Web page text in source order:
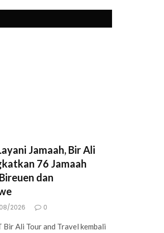
Jamaah, Bir Ali
76 Jamaah
dan
2026 0
Bir Ali Tour and Travel kembali